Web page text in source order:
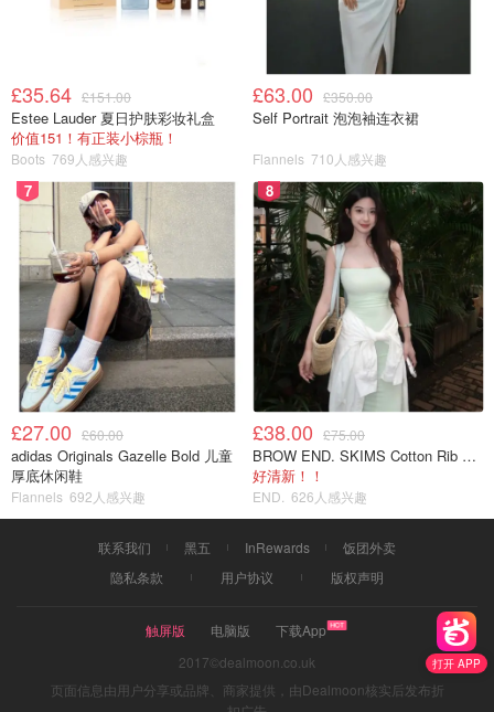
打开 APP
£35.64 £151.00
Estee Lauder 夏日护肤彩妆礼盒
价值151！有正装小棕瓶！
Boots 769人感兴趣
£63.00 £350.00
Self Portrait 泡泡袖连衣裙
Flannels 710人感兴趣
7
£27.00 £60.00
adidas Originals Gazelle Bold 儿童
厚底休闲鞋
Flannels 692人感兴趣
8
£38.00 £75.00
BROW END. SKIMS Cotton Rib 长款背心连衣裙 薄荷绿
好清新！！
END. 626人感兴趣
联系我们 黑五 InRewards
饭团外卖
隐私条款
用户协议 版权声明
触屏版 电脑版
下载App
2017©dealmoon.co.uk
页面信息由用户分享或品牌、商家提供，由Dealmoon核实后发布折